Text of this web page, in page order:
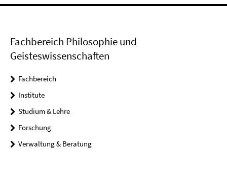
Fachbereich Philosophie und
Geisteswissenschaften
Fachbereich
Institute
Studium & Lehre
Forschung
Verwaltung & Beratung